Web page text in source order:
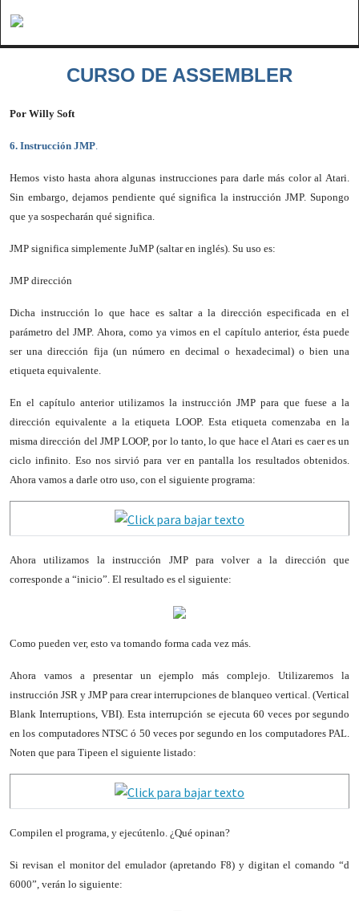
CURSO DE ASSEMBLER
Por Willy Soft
6. Instrucción JMP.
Hemos visto hasta ahora algunas instrucciones para darle más color al Atari.
Sin embargo, dejamos pendiente qué significa la instrucción JMP. Supongo
que ya sospecharán qué significa.
JMP significa simplemente JuMP (saltar en inglés). Su uso es:
JMP dirección
Dicha instrucción lo que hace es saltar a la dirección especificada en el
parámetro del JMP. Ahora, como ya vimos en el capítulo anterior, ésta puede
ser una dirección fija (un número en decimal o hexadecimal) o bien una
etiqueta equivalente.
En el capítulo anterior utilizamos la instrucción JMP para que fuese a la
dirección equivalente a la etiqueta LOOP. Esta etiqueta comenzaba en la
misma dirección del JMP LOOP, por lo tanto, lo que hace el Atari es caer es un
ciclo infinito. Eso nos sirvió para ver en pantalla los resultados obtenidos.
Ahora vamos a darle otro uso, con el siguiente programa:
Ahora utilizamos la instrucción JMP para volver a la dirección que
corresponde a “inicio”. El resultado es el siguiente:
Como pueden ver, esto va tomando forma cada vez más.
Ahora vamos a presentar un ejemplo más complejo. Utilizaremos la
instrucción JSR y JMP para crear interrupciones de blanqueo vertical. (Vertical
Blank Interruptions, VBI). Esta interrupción se ejecuta 60 veces por segundo
en los computadores NTSC ó 50 veces por segundo en los computadores PAL.
Noten que para Tipeen el siguiente listado:
Compilen el programa, y ejecútenlo. ¿Qué opinan?
Si revisan el monitor del emulador (apretando F8) y digitan el comando “d
6000”, verán lo siguiente: